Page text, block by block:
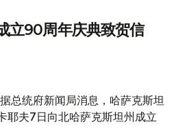
立90周年庆典致贺信
总统府新闻局消息，哈萨克斯坦
耶夫7日向北哈萨克斯坦州成立